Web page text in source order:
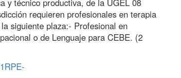
y técnico productiva, de la UGEL 08
requieren profesionales en terapia
siguiente plaza:- Profesional en
o de Lenguaje para CEBE. (2